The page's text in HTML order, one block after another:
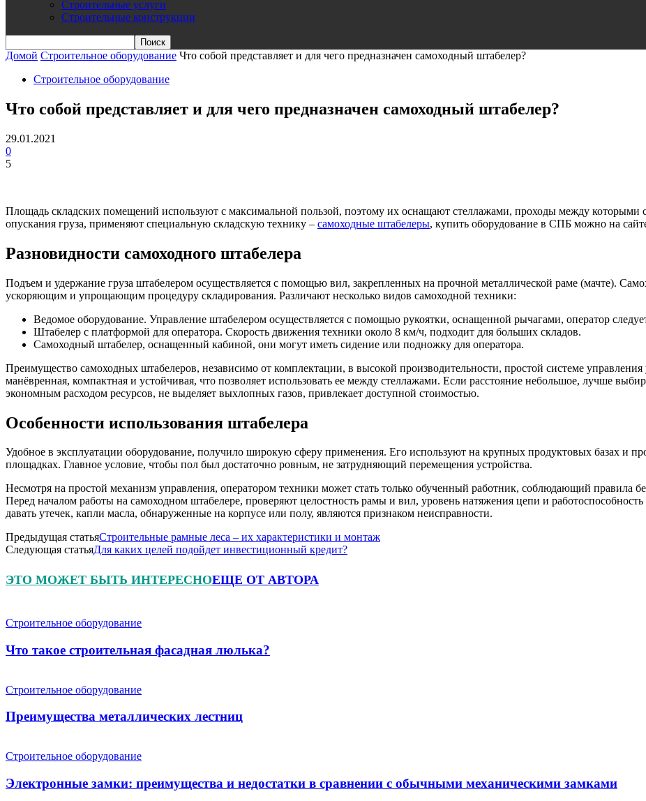
Строительные услуги
Строительные конструкции
Домой Строительное оборудование Что собой представляет и для чего предназначен самоходный штабелер?
Строительное оборудование
Что собой представляет и для чего предназначен самоходный штабелер?
29.01.2021
0
5
Площадь складских помещений используют с максимальной пользой, поэтому их оснащают стеллажами, проходы между
опускания груза, применяют специальную складскую технику – самоходные штабелеры, купить оборудование в СПБ можно на
Разновидности самоходного штабелера
Подъем и удержание груза штабелером осуществляется с помощью вил, закрепленных на прочной металлической раме (мачте).
ускоряющим и упрощающим процедуру складирования. Различают несколько видов самоходной техники:
Ведомое оборудование. Управление штабелером осуществляется с помощью рукоятки, оснащенной рычагами, оператор
Штабелер с платформой для оператора. Скорость движения техники около 8 км/ч, подходит для больших складов.
Самоходный штабелер, оснащенный кабиной, они могут иметь сидение или подножку для оператора.
Преимущество самоходных штабелеров, независимо от комплектации, в высокой производительности, простой системе
манёвренная, компактная и устойчивая, что позволяет использовать ее между стеллажами. Если расстояние небольшое, лучше
экономным расходом ресурсов, не выделяет выхлопных газов, привлекает доступной стоимостью.
Особенности использования штабелера
Удобное в эксплуатации оборудование, получило широкую сферу применения. Его используют на крупных продуктовых базах и
площадках. Главное условие, чтобы пол был достаточно ровным, не затрудняющий перемещения устройства.
Несмотря на простой механизм управления, оператором техники может стать только обученный работник, соблюдающий правила
Перед началом работы на самоходном штабелере, проверяют целостность рамы и вил, уровень натяжения цепи и
давать утечек, капли масла, обнаруженные на корпусе или полу, являются признаком неисправности.
Предыдущая статьяСтроительные рамные леса – их характеристики и монтаж
Следующая статьяДля каких целей подойдет инвестиционный кредит?
ЭТО МОЖЕТ БЫТЬ ИНТЕРЕСНОЕЩЕ ОТ АВТОРА
Строительное оборудование
Что такое строительная фасадная люлька?
Строительное оборудование
Преимущества металлических лестниц
Строительное оборудование
Электронные замки: преимущества и недостатки в сравнении с обычными механическими замками